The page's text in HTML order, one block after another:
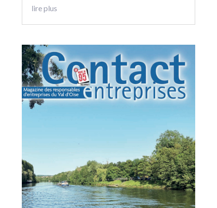
lire plus